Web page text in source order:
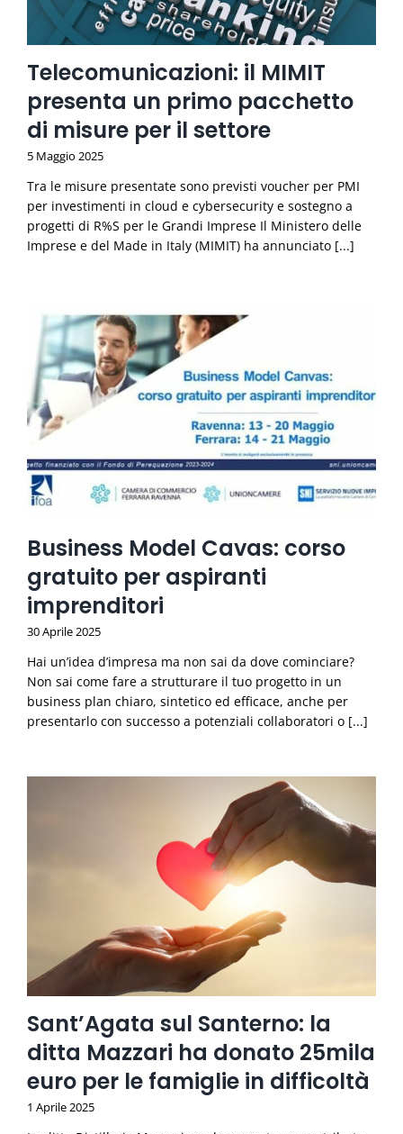
Telecomunicazioni: il MIMIT
presenta un primo pacchetto
di misure per il settore
5 Maggio 2025
Tra le misure presentate sono previsti voucher per PMI
per investimenti in cloud e cybersecurity e sostegno a
progetti di R%S per le Grandi Imprese Il Ministero delle
Imprese e del Made in Italy (MIMIT) ha annunciato [...]
Business Model Cavas: corso
gratuito per aspiranti
imprenditori
30 Aprile 2025
Hai un’idea d’impresa ma non sai da dove cominciare?
Non sai come fare a strutturare il tuo progetto in un
business plan chiaro, sintetico ed efficace, anche per
presentarlo con successo a potenziali collaboratori o [...]
Sant’Agata sul Santerno: la
ditta Mazzari ha donato 25mila
euro per le famiglie in difficoltà
1 Aprile 2025